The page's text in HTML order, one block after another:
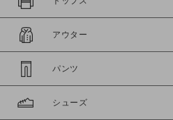
在庫
在庫あり
アウター
パンツ
シューズ